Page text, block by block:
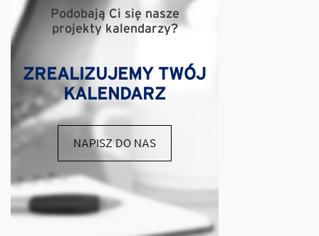
Podobają Ci się nasze
projekty kalendarzy?
ZREALIZUJEMY TWÓJ
KALENDARZ
NAPISZ DO NAS